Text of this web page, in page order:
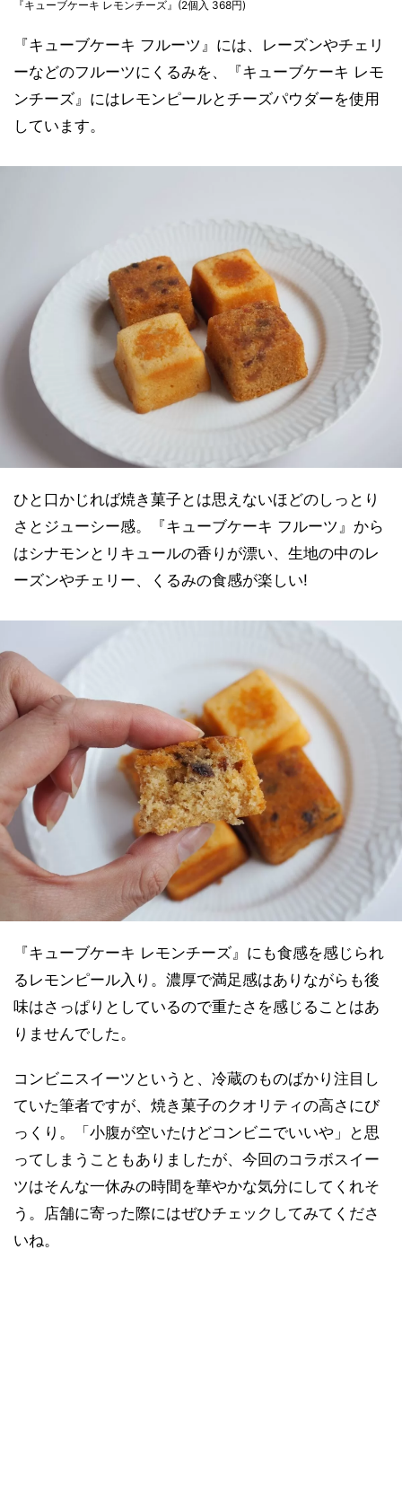
『キューブケーキ レモンチーズ』(2個入 368円)
『キューブケーキ フルーツ』には、レーズンやチェリ
ーなどのフルーツにくるみを、『キューブケーキ レモ
ンチーズ』にはレモンピールとチーズパウダーを使用
しています。
ひと口かじれば焼き菓子とは思えないほどのしっとり
さとジューシー感。『キューブケーキ フルーツ』から
はシナモンとリキュールの香りが漂い、生地の中のレ
ーズンやチェリー、くるみの食感が楽しい!
『キューブケーキ レモンチーズ』にも食感を感じられ
るレモンピール入り。濃厚で満足感はありながらも後
味はさっぱりとしているので重たさを感じることはあ
りませんでした。
コンビニスイーツというと、冷蔵のものばかり注目し
ていた筆者ですが、焼き菓子のクオリティの高さにび
っくり。「小腹が空いたけどコンビニでいいや」と思
ってしまうこともありましたが、今回のコラボスイー
ツはそんな一休みの時間を華やかな気分にしてくれそ
う。店舗に寄った際にはぜひチェックしてみてくださ
いね。